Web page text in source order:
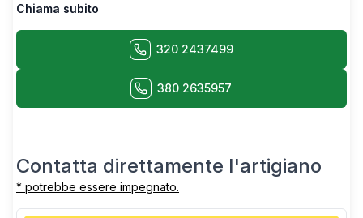
Chiama subito
320 2437499
380 2635957
Contatta direttamente l'artigiano
* potrebbe essere impegnato.